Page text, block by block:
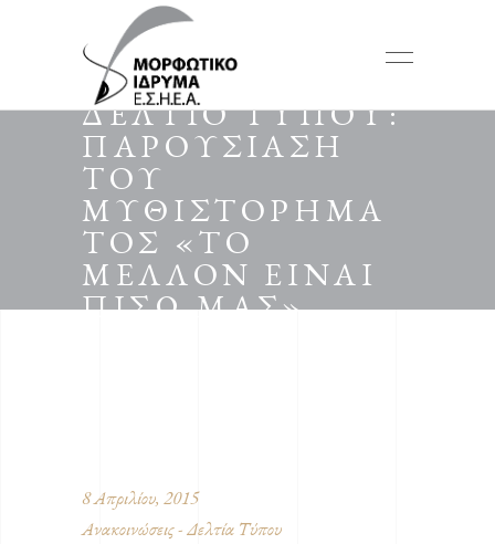
ΔΕΛΤΙΟ ΤΥΠΟΥ:
ΠΑΡΟΥΣΙΑΣΗ
ΤΟΥ
ΜΥΘΙΣΤΟΡΗΜΑ
ΤΟΣ «ΤΟ
ΜΕΛΛΟΝ ΕΙΝΑΙ
ΠΙΣΩ ΜΑΣ»
8 Απριλίου, 2015
Ανακοινώσεις - Δελτία Τύπου